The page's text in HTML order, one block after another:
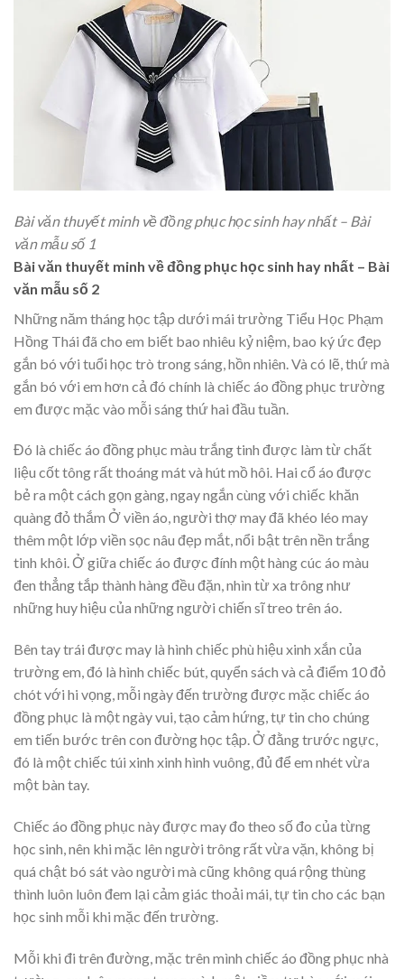
Bài văn thuyết minh về đồng phục học sinh hay nhất – Bài
văn mẫu số 1
Bài văn thuyết minh về đồng phục học sinh hay nhất – Bài
văn mẫu số 2
Những năm tháng học tập dưới mái trường Tiểu Học Phạm
Hồng Thái đã cho em biết bao nhiêu kỷ niệm, bao ký ức đẹp
gắn bó với tuổi học trò trong sáng, hồn nhiên. Và có lẽ, thứ mà
gắn bó với em hơn cả đó chính là chiếc áo đồng phục trường
em được mặc vào mỗi sáng thứ hai đầu tuần.
Đó là chiếc áo đồng phục màu trắng tinh được làm từ chất
liệu cốt tông rất thoáng mát và hút mồ hôi. Hai cổ áo được
bẻ ra một cách gọn gàng, ngay ngắn cùng với chiếc khăn
quàng đỏ thắm Ở viền áo, người thợ may đã khéo léo may
thêm một lớp viền sọc nâu đẹp mắt, nổi bật trên nền trắng
tinh khôi. Ở giữa chiếc áo được đính một hàng cúc áo màu
đen thẳng tắp thành hàng đều đặn, nhìn từ xa trông như
những huy hiệu của những người chiến sĩ treo trên áo.
Bên tay trái được may là hình chiếc phù hiệu xinh xắn của
trường em, đó là hình chiếc bút, quyển sách và cả điểm 10 đỏ
chót với hi vọng, mỗi ngày đến trường được mặc chiếc áo
đồng phục là một ngày vui, tạo cảm hứng, tự tin cho chúng
em tiến bước trên con đường học tập. Ở đằng trước ngực,
đó là một chiếc túi xinh xinh hình vuông, đủ để em nhét vừa
một bàn tay.
Chiếc áo đồng phục này được may đo theo số đo của từng
học sinh, nên khi mặc lên người trông rất vừa vặn, không bị
quá chật bó sát vào người mà cũng không quá rộng thùng
thình luôn luôn đem lại cảm giác thoải mái, tự tin cho các bạn
học sinh mỗi khi mặc đến trường.
Mỗi khi đi trên đường, mặc trên mình chiếc áo đồng phục nhà